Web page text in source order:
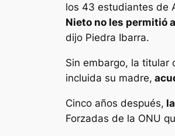
los 43 estudiantes de
Nieto no les permitió
dijo Piedra Ibarra.
Sin embargo, la titular
incluida su madre,
Cinco años después,
Forzadas de la ONU